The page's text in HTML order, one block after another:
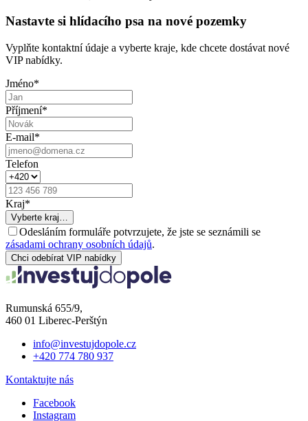
Nastavte si hlídacího psa na nové pozemky
Vyplňte kontaktní údaje a vyberte kraje, kde chcete dostávat nové
VIP nabídky.
Jméno*
Příjmení*
E-mail*
Telefon
Kraj*
Vyberte kraj…
Odesláním formuláře potvrzujete, že jste se seznámili se
zásadami ochrany osobních údajů.
Chci odebírat VIP nabídky
Rumunská 655/9,
460 01 Liberec-Perštýn
info@investujdopole.cz
+420 774 780 937
Kontaktujte nás
Facebook
Instagram